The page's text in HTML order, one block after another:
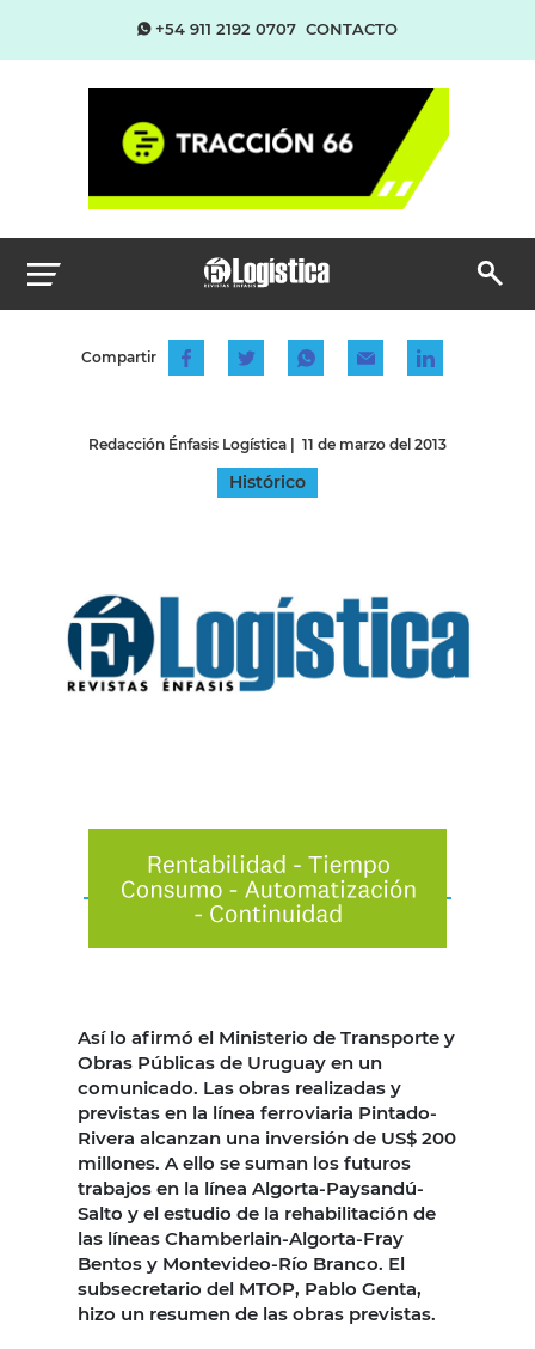
+54 911 2192 0707 CONTACTO
Compartir
Redacción Énfasis Logística | 11 de marzo del 2013
Histórico
Así lo afirmó el Ministerio de Transporte y
Obras Públicas de Uruguay en un
comunicado. Las obras realizadas y
previstas en la línea ferroviaria Pintado-
Rivera alcanzan una inversión de US$ 200
millones. A ello se suman los futuros
trabajos en la línea Algorta-Paysandú-
Salto y el estudio de la rehabilitación de
las líneas Chamberlain-Algorta-Fray
Bentos y Montevideo-Río Branco. El
subsecretario del MTOP, Pablo Genta,
hizo un resumen de las obras previstas.